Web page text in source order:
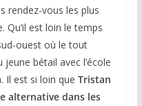
rendez-vous les plus
Qu’il est loin le temps
ouest où le tout
jeune bétail avec l’école
Il est si loin que Tristan
alternative dans les